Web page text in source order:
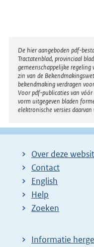
n
k
:
Disclaimer
De hier aangeboden pdf-
Tractatenblad, provinciaal
gemeenschappelijke
zin van de
bekendmaking verdragen
Voor pdf-publicaties van
vorm uitgegeven bladen
elektronische versies
Over deze
Contact
English
Help
Zoeken
Informatie